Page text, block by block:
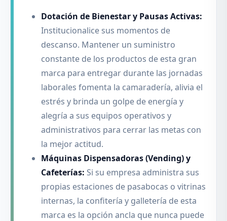
Dotación de Bienestar y Pausas Activas:
Institucionalice sus momentos de
descanso. Mantener un suministro
constante de los productos de esta gran
marca para entregar durante las jornadas
laborales fomenta la camaradería, alivia el
estrés y brinda un golpe de energía y
alegría a sus equipos operativos y
administrativos para cerrar las metas con
la mejor actitud.
Máquinas Dispensadoras (Vending) y
Cafeterías: Si su empresa administra sus
propias estaciones de pasabocas o vitrinas
internas, la confitería y galletería de esta
marca es la opción ancla que nunca puede